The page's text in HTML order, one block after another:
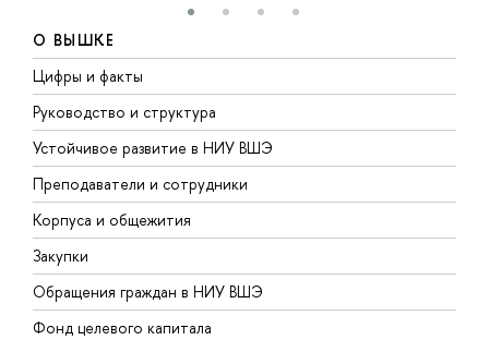
О ВЫШКЕ
Цифры и факты
Руководство и структура
Устойчивое развитие в НИУ ВШЭ
Преподаватели и сотрудники
Корпуса и общежития
Закупки
Обращения граждан в НИУ ВШЭ
Фонд целевого капитала